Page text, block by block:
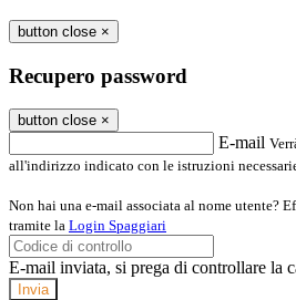
button close ×
Recupero password
button close ×
E-mail
all'indirizzo indicato con le istruzioni
Non hai una e-mail associata al nome utente?
tramite la Login Spaggiari
E-mail inviata, si prega di controllare la